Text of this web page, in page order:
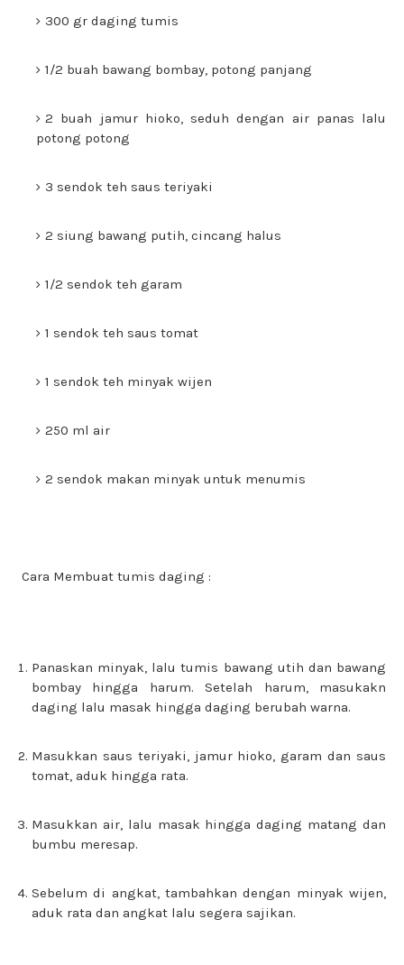
300 gr daging tumis
1/2 buah bawang bombay, potong panjang
2 buah jamur hioko, seduh dengan air panas lalu
potong potong
3 sendok teh saus teriyaki
2 siung bawang putih, cincang halus
1/2 sendok teh garam
1 sendok teh saus tomat
1 sendok teh minyak wijen
250 ml air
2 sendok makan minyak untuk menumis
Cara Membuat tumis daging :
Panaskan minyak, lalu tumis bawang utih dan bawang
bombay hingga harum. Setelah harum, masukakn
daging lalu masak hingga daging berubah warna.
Masukkan saus teriyaki, jamur hioko, garam dan saus
tomat, aduk hingga rata.
Masukkan air, lalu masak hingga daging matang dan
bumbu meresap.
Sebelum di angkat, tambahkan dengan minyak wijen,
aduk rata dan angkat lalu segera sajikan.